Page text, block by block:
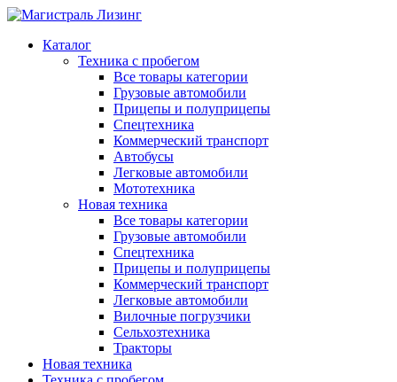
Каталог
Техника с пробегом
Все товары категории
Грузовые автомобили
Прицепы и полуприцепы
Спецтехника
Коммерческий транспорт
Автобусы
Легковые автомобили
Мототехника
Новая техника
Все товары категории
Грузовые автомобили
Спецтехника
Прицепы и полуприцепы
Коммерческий транспорт
Легковые автомобили
Вилочные погрузчики
Сельхозтехника
Тракторы
Новая техника